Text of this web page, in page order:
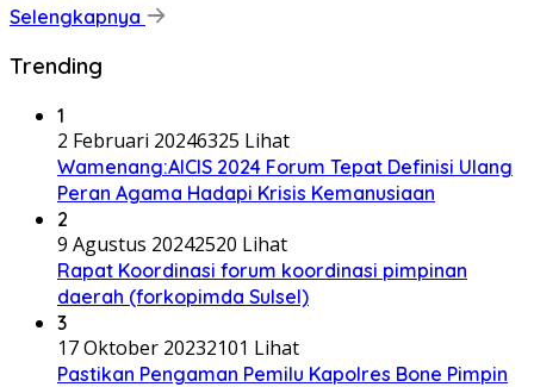
Selengkapnya
Trending
1
2 Februari 20246325 Lihat
Wamenang:AICIS 2024 Forum Tepat Definisi Ulang
Peran Agama Hadapi Krisis Kemanusiaan
2
9 Agustus 20242520 Lihat
Rapat Koordinasi forum koordinasi pimpinan
daerah (forkopimda Sulsel)
3
17 Oktober 20232101 Lihat
Pastikan Pengaman Pemilu Kapolres Bone Pimpin